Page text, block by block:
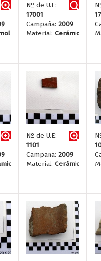
Nº de U.E:
17001
Campaña: 2009
Material: Cerámica
Nº de U.E:
1101
Campaña: 2009
Material: Cerámica